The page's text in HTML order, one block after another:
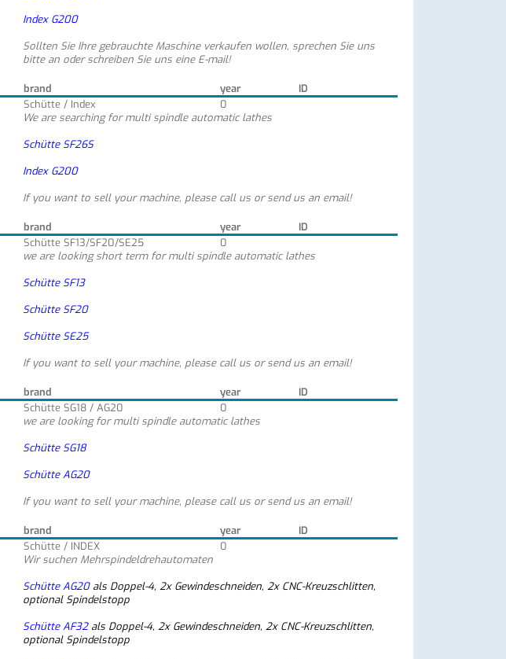
Index G200
Sollten Sie Ihre gebrauchte Maschine verkaufen wollen, sprechen Sie uns
bitte an oder schreiben Sie uns eine E-mail!
brand year
ID
Schütte / Index
0
We are searching for multi spindle automatic lathes
Schütte SF26S
Index G200
If you want to sell your machine, please call us or send us an email!
brand year
ID
Schütte SF13/SF20/SE25
0
we are looking short term for multi spindle automatic lathes
Schütte SF13
Schütte SF20
Schütte SE25
If you want to sell your machine, please call us or send us an email!
brand year
ID
Schütte SG18 / AG20
0
we are looking for multi spindle automatic lathes
Schütte SG18
Schütte AG20
If you want to sell your machine, please call us or send us an email!
brand year
ID
Schütte / INDEX
0
Wir suchen Mehrspindeldrehautomaten
Schütte AG20 als Doppel-4, 2x Gewindeschneiden, 2x CNC-Kreuzschlitten,
optional Spindelstopp
Schütte AF32 als Doppel-4, 2x Gewindeschneiden, 2x CNC-Kreuzschlitten,
optional Spindelstopp